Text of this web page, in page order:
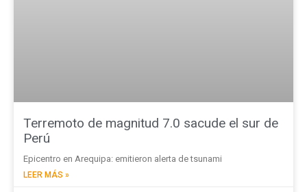
Terremoto de magnitud 7.0 sacude el sur de
Perú
Epicentro en Arequipa: emitieron alerta de tsunami
LEER MÁS »